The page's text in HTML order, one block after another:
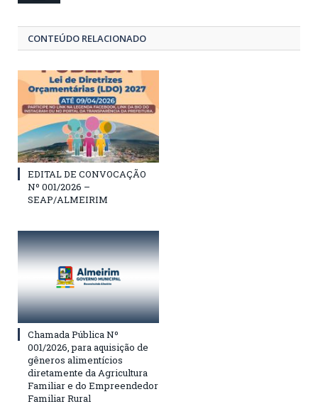
CONTEÚDO RELACIONADO
EDITAL DE CONVOCAÇÃO
Nº 001/2026 –
SEAP/ALMEIRIM
Chamada Pública Nº
001/2026, para aquisição de
gêneros alimentícios
diretamente da Agricultura
Familiar e do Empreendedor
Familiar Rural